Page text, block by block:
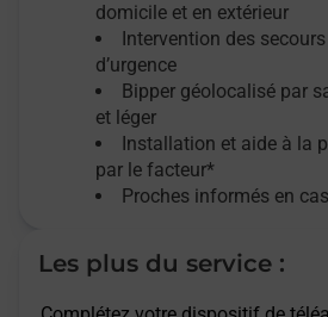
domicile et en extérieur
Intervention des
d’urgence
Bipper géolocalisé par
et léger
Installation et aide à la
par le facteur*
Proches informés en
Les plus du service :